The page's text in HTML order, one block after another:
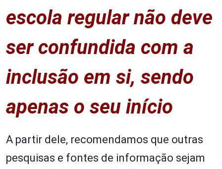
escola regular não deve
ser confundida com a
inclusão em si, sendo
apenas o seu início
A partir dele, recomendamos que outras
pesquisas e fontes de informação sejam